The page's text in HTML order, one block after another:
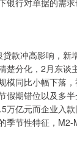
银行对单据的需
款冲高影响，新
楚分化，2月东谈
模同比小幅下落
假期错位以及多
万亿元而企业入款
季节性特征，M2-